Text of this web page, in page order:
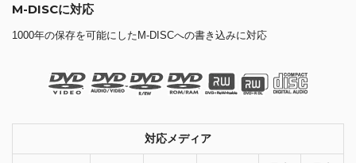
M-DISCに対応
1000年の保存を可能にしたM-DISCへの書き込みに対応
対応メディア